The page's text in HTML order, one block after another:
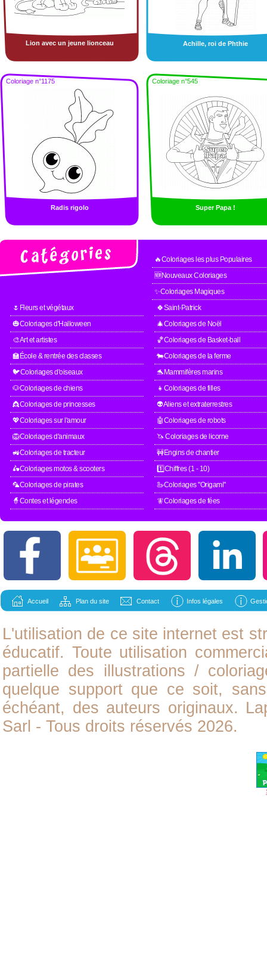
Lion avec un jeune lionceau Achille, roi de Phthie
Coloriage n°1175
Radis rigolo
Coloriage n°545
Super Papa !
🔥Coloriages les plus Populaires
🆕Nouveaux Coloriages
✨Coloriages Magiques
🌷Fleurs et végétaux
🍀Saint-Patrick
🎃Coloriages d'Halloween
🎄Coloriages de Noël
🎨Art et artistes
🏀Coloriages de Basket-ball
🏫École & rentrée des classes
🐄Coloriages de la ferme
🐦Coloriages d'oiseaux
🐬Mammifères marins
🐶Coloriages de chiens
👧Coloriages de filles
👸Coloriages de princesses
👽Aliens et extraterrestres
💖Coloriages sur l'amour
🤖Coloriages de robots
🦁Coloriages d'animaux
🦄 Coloriages de licorne
🚜Coloriages de tracteur
🚧Engins de chantier
🛵Coloriages motos & scooters
1️⃣Chiffres (1 - 10)
🦜Coloriages de pirates
🦢Coloriages "Origami"
🧙Contes et légendes
🧚Coloriages de fées
Accueil Plan du site Contact Infos légales
L'utilisation de ce site internet est
éducatif. Toute utilisation
partielle des illustrations /
quelque support que ce soit,
échéant, des auteurs originaux.
Sarl - Tous droits réservés 2026.